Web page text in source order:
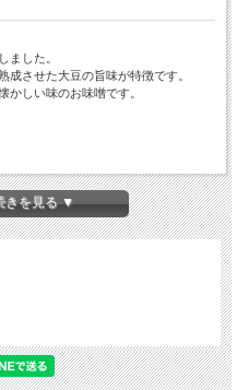
ました。
成させた大豆の旨味が特徴です。
かしい味のお味噌です。
します。
きを見る ▼